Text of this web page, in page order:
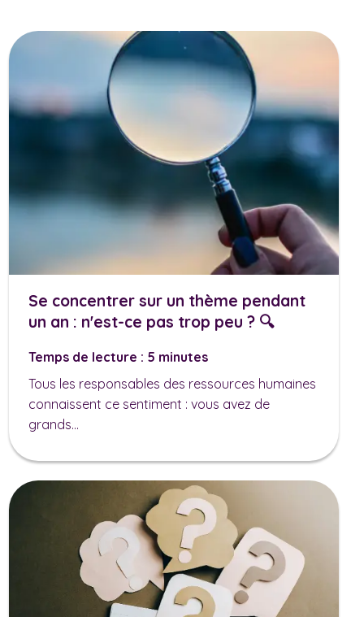
Se concentrer sur un thème pendant
un an : n'est-ce pas trop peu ? 🔍
Temps de lecture : 5 minutes
Tous les responsables des ressources humaines
connaissent ce sentiment : vous avez de
grands...